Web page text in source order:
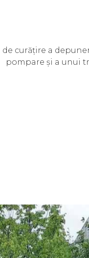
de curățire a
pompare și a unui